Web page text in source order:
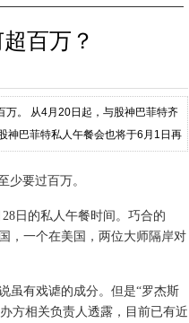
百万？
万。 从4月20日起，与股神巴菲特齐
神巴菲特私人午餐会也将于6月1日再
少要过百万。
日的私人午餐时间。巧合的
，一个在美国，两位大师隔岸对
有戏谑的成分。但是“罗杰斯
方相关负责人透露，目前已有近